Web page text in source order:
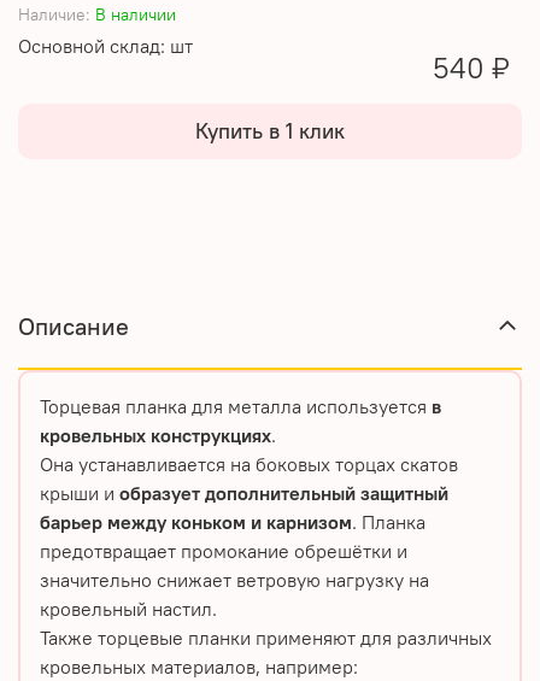
Наличие: В наличии
Основной склад: шт
540 ₽
Купить в 1 клик
Описание
Торцевая планка для металла используется в
кровельных конструкциях.
Она устанавливается на боковых торцах скатов
крыши и образует дополнительный защитный
барьер между коньком и карнизом. Планка
предотвращает промокание обрешётки и
значительно снижает ветровую нагрузку на
кровельный настил.
Также торцевые планки применяют для различных
кровельных материалов, например: